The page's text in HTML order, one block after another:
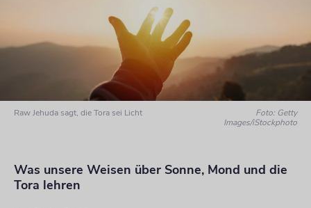
Raw Jehuda sagt, die Tora sei Licht
Foto: Getty
Images/iStockphoto
Was unsere Weisen über Sonne, Mond und die
Tora lehren